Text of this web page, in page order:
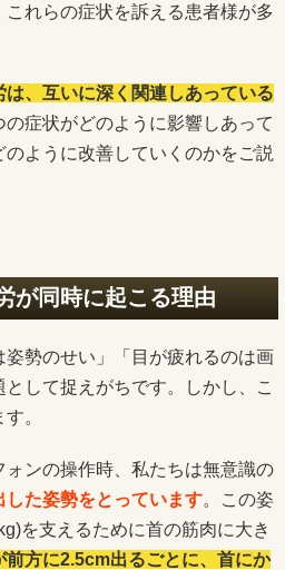
れらの症状を訴える患者様が多
、互いに深く関連しあっている
症状がどのように影響しあって
ように改善していくのかをご説
が同時に起こる理由
勢のせい」「目が疲れるのは画
して捉えがちです。しかし、こ
。
ンの操作時、私たちは無意識の
した姿勢をとっています。この姿
を支えるために首の筋肉に大き
前方に2.5cm出るごとに、首にか